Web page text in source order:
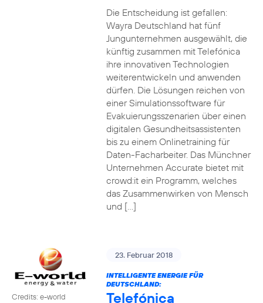
Die Entscheidung ist gefallen:
Wayra Deutschland hat fünf
Jungunternehmen ausgewählt, die
künftig zusammen mit Telefónica
ihre innovativen Technologien
weiterentwickeln und anwenden
dürfen. Die Lösungen reichen von
einer Simulationssoftware für
Evakuierungsszenarien über einen
digitalen Gesundheitsassistenten
bis zu einem Onlinetraining für
Daten-Facharbeiter. Das Münchner
Unternehmen Accurate bietet mit
crowd:it ein Programm, welches
das Zusammenwirken von Mensch
und […]
Credits: e-world
23. Februar 2018
INTELLIGENTE ENERGIE FÜR
DEUTSCHLAND:
Telefónica